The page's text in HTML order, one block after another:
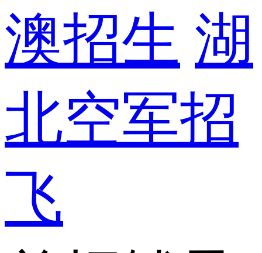
澳招生 湖
北空军招
飞